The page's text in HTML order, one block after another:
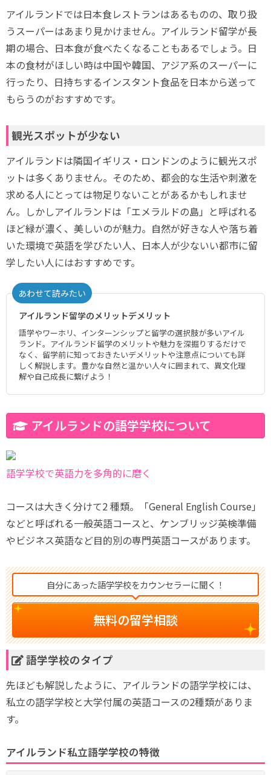
アイルランドでは日本食レストランはあるものの、取り扱
うスーパーはあまり見かけません。アイルランド留学が長
期の場合、日本食が食べたくなることもあるでしょう。日
本の食材がほしい時は中国や韓国、アジア系のスーパーに
行ったり、日持ちするインスタント食品を日本から送って
もらうのがおすすめです。
観光スポットが少ない
アイルランドは隣国イギリス・ロンドンのように観光スポ
ットは多くありません。そのため、都会的な生活や刺激を
求める人にとっては物足りないことがあるかもしれませ
ん。しかしアイルランドは「エメラルドの島」と呼ばれる
ほど緑が濃く、美しいのが魅力。自然が好きな人や落ち着
いた環境で英語を学びたい人、日本人が少ないい都市に留
学したい人にはおすすめです。
あわせて読みたい
アイルランド留学のメリットデメリット
語学やワーホリ、インターンシップと留学の選択肢が多いアイル
ランド。アイルランド留学のメリットや魅力を深掘りするだけで
なく、留学前に知っておきたいデメリットや注意点についても詳
しく解説します。豊かな自然と温かい人々に囲まれて、異文化理
解や自己成長に繋げよう！
アイルランドの語学学校について
語学学校で英語力を多角的に磨く
コースは大きく分けて2 種類。「General English Course」
などと呼ばれる一般英語コースと、ケンブリッジ英検準備
やビジネス英語など目的別の専門英語コースがあります。
自分にあった語学学校をカウンセラーに聞く！
無料の留学相談
語学学校のタイプ
先ほども解説したように、アイルランドの語学学校には、
私立の語学学校と大学付属の英語コースの2種類がありま
す。
アイルランド私立語学学校の特徴